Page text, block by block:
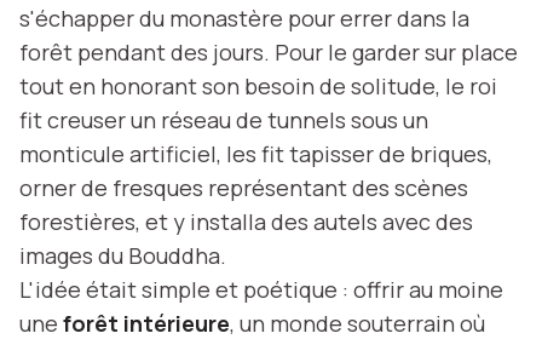
s'échapper du monastère pour errer dans la
forêt pendant des jours. Pour le garder sur place
tout en honorant son besoin de solitude, le roi
fit creuser un réseau de tunnels sous un
monticule artificiel, les fit tapisser de briques,
orner de fresques représentant des scènes
forestières, et y installa des autels avec des
images du Bouddha.
L'idée était simple et poétique : offrir au moine
une forêt intérieure, un monde souterrain où